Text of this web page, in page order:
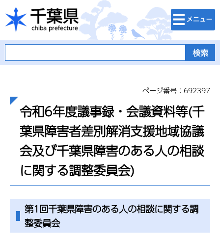
千葉県
検索・メニュ
ー
ページ番号：692397
令和6年度議事録・会議資料等(千
葉県障害者差別解消支援地域協議
会及び千葉県障害のある人の相談
に関する調整委員会)
第1回千葉県障害のある人の相談に関する調
整委員会